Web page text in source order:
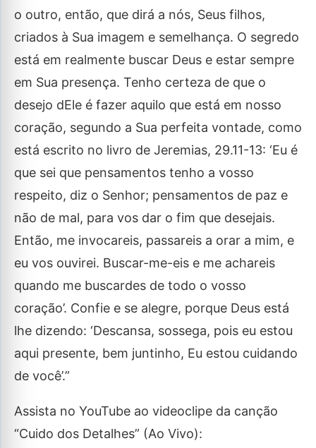
o outro, então, que dirá a nós, Seus filhos,
criados à Sua imagem e semelhança. O segredo
está em realmente buscar Deus e estar sempre
em Sua presença. Tenho certeza de que o
desejo dEle é fazer aquilo que está em nosso
coração, segundo a Sua perfeita vontade, como
está escrito no livro de Jeremias, 29.11-13: ‘Eu é
que sei que pensamentos tenho a vosso
respeito, diz o Senhor; pensamentos de paz e
não de mal, para vos dar o fim que desejais.
Então, me invocareis, passareis a orar a mim, e
eu vos ouvirei. Buscar-me-eis e me achareis
quando me buscardes de todo o vosso
coração’. Confie e se alegre, porque Deus está
lhe dizendo: ‘Descansa, sossega, pois eu estou
aqui presente, bem juntinho, Eu estou cuidando
de você’.”
Assista no YouTube ao videoclipe da canção
“Cuido dos Detalhes” (Ao Vivo):